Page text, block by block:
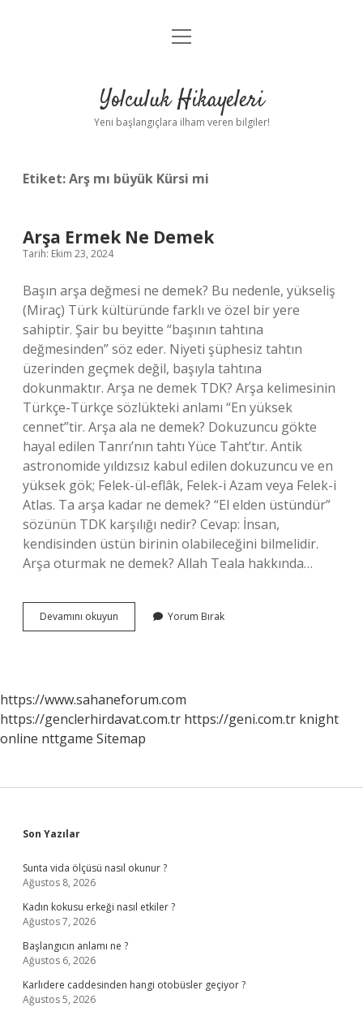
Anasayfa
Yasal Uyarı
menüyü
Yolculuk Hikayeleri
Yeni başlangıçlara ilham veren bilgiler!
Etiket:Arş mı büyük Kürsi mi
Arşa Ermek Ne Demek
Tarih: Ekim 23, 2024
Başın arşa değmesi ne demek? Bu nedenle, yükseliş
(Miraç) Türk kültüründe farklı ve özel bir yere
sahiptir. Şair bu beyitte “başının tahtına
değmesinden” söz eder. Niyeti şüphesiz tahtın
üzerinden geçmek değil, başıyla tahtına
dokunmaktır. Arşa ne demek TDK? Arşa kelimesinin
Türkçe-Türkçe sözlükteki anlamı “En yüksek
cennet”tir. Arşa ala ne demek? Dokuzuncu gökte
hayal edilen Tanrı’nın tahtı Yüce Taht’tır. Antik
astronomide yıldızsız kabul edilen dokuzuncu ve en
yüksek gök; Felek-ül-eflâk, Felek-i Azam veya Felek-i
Atlas. Ta arşa kadar ne demek? “El elden üstündür”
sözünün TDK karşılığı nedir? Cevap: İnsan,
kendisinden üstün birinin olabileceğini bilmelidir.
Arşa oturmak ne demek? Allah Teala hakkında…
Devamını okuyun
Ermek
Yorum Bırak
https://www.sahaneforum.com
https://genclerhirdavat.com.tr https://geni.com.tr knight
online nttgame Sitemap
Sidebar
Son Yazılar
Sunta vida ölçüsü nasıl okunur ?
Ağustos 8, 2026
Kadın kokusu erkeği nasıl etkiler ?
Ağustos 7, 2026
Başlangıcın anlamı ne ?
Ağustos 6, 2026
Karlıdere caddesinden hangi otobüsler geçiyor ?
Ağustos 5, 2026